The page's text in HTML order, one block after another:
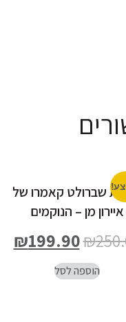
שברולט קאמרו של
איירון מן – הנוקמים
₪
₪199.90
הוספה לסל